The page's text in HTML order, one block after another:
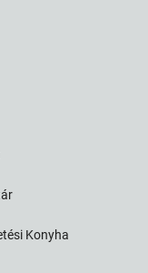
Konyha